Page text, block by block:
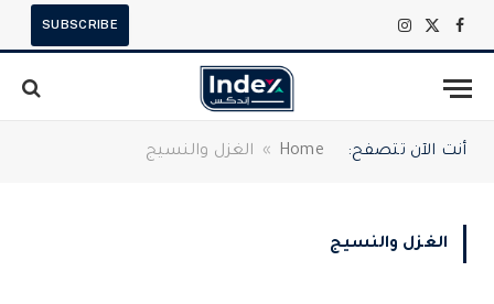
فيسبوك
X
الانستغرام
SUBSCRIBE
أنت الآن تتصفح: Home
» الغزل والنسيج
الغزل والنسيج